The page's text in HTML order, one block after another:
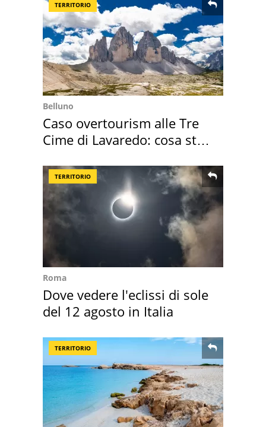
TERRITORIO
Belluno
Caso overtourism alle Tre
Cime di Lavaredo: cosa sta
TERRITORIO
Roma
Dove vedere l'eclissi di sole
del 12 agosto in Italia
TERRITORIO